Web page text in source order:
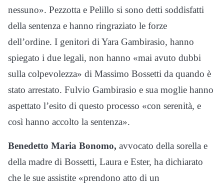
nessuno». Pezzotta e Pelillo si sono detti soddisfatti
della sentenza e hanno ringraziato le forze
dell’ordine. I genitori di Yara Gambirasio, hanno
spiegato i due legali, non hanno «mai avuto dubbi
sulla colpevolezza» di Massimo Bossetti da quando è
stato arrestato. Fulvio Gambirasio e sua moglie hanno
aspettato l’esito di questo processo «con serenità, e
così hanno accolto la sentenza».
Benedetto Maria Bonomo, avvocato della sorella e
della madre di Bossetti, Laura e Ester, ha dichiarato
che le sue assistite «prendono atto di un